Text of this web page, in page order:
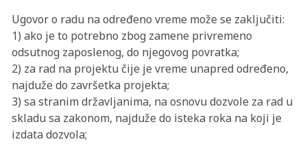
Ugovor o radu na određeno vreme može se zaključiti:
1) ako je to potrebno zbog zamene privremeno
odsutnog zaposlenog, do njegovog povratka;
2) za rad na projektu čije je vreme unapred određeno,
najduže do završetka projekta;
3) sa stranim državljanima, na osnovu dozvole za rad u
skladu sa zakonom, najduže do isteka roka na koji je
izdata dozvola;